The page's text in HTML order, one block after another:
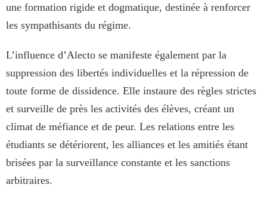
une formation rigide et dogmatique, destinée à renforcer
les sympathisants du régime.
L’influence d’Alecto se manifeste également par la
suppression des libertés individuelles et la répression de
toute forme de dissidence. Elle instaure des règles strictes
et surveille de près les activités des élèves, créant un
climat de méfiance et de peur. Les relations entre les
étudiants se détériorent, les alliances et les amitiés étant
brisées par la surveillance constante et les sanctions
arbitraires.